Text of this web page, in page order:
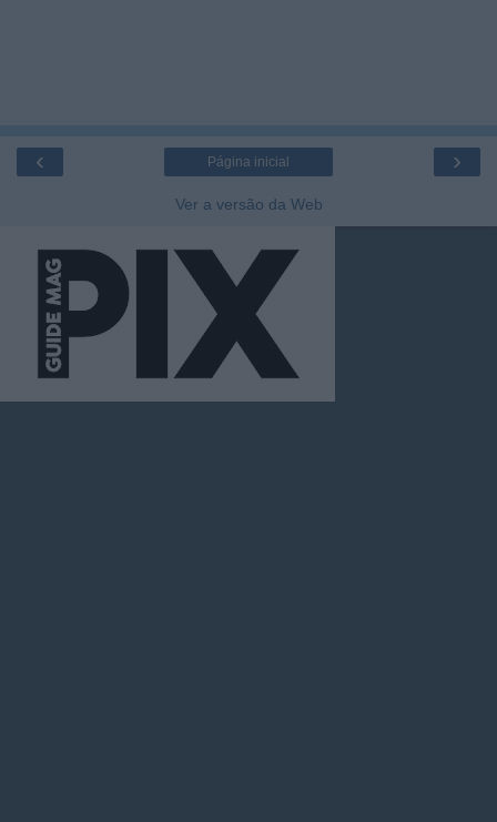
‹ ›
Página inicial
Ver a versão da Web